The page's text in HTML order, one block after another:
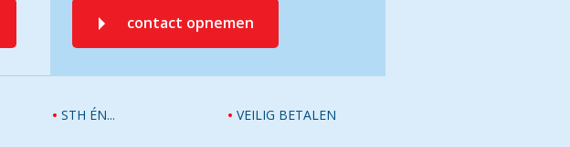
contact opnemen
VEILIG BETALEN
STH ÉN...